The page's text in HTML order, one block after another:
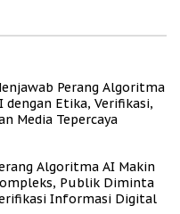
Perang Algoritma
dengan Etika, Verifikasi,
Media Tepercaya
Algoritma AI Makin
Publik Diminta
Informasi Digital